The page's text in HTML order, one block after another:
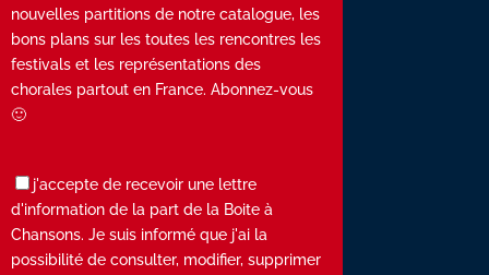
nouvelles partitions de notre catalogue, les
bons plans sur les toutes les rencontres les
festivals et les représentations des
chorales partout en France. Abonnez-vous
🙂
j'accepte de recevoir une lettre
d'information de la part de la Boite à
Chansons. Je suis informé que j'ai la
possibilité de consulter, modifier, supprimer